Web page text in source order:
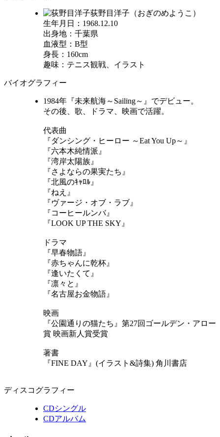
荻野目洋子（おぎのめようこ）
生年月日：1968.12.10
出身地：千葉県
血液型：B型
身長：160cm
趣味：テニス観戦、イラスト
バイオグラフィー
1984年『未来航海～Sailing～』でデビュー。
その後、歌、ドラマ、映画で活躍。
代表曲
『ダンシング・ヒーロー ～Eat You Up～』
『六本木純情派』
『湾岸太陽族』
『さよならの果実たち』
『北風のｷｬﾛﾙ』
『ねえ』
『ヴァージ・オブ・ラブ』
『コーヒールンバ』
『LOOK UP THE SKY』
ドラマ
『早春物語』
『赤ちゃんに乾杯』
『逢いたくて』
『凛々と』
『名古屋お金物語』
映画
『公園通りの猫たち』第27回ゴールデン・アロー
賞 映画新人賞受賞
著書
『FINE DAY』(イラスト&詩集) 角川書店
ディスコグラフィー
CDシングル
CDアルバム